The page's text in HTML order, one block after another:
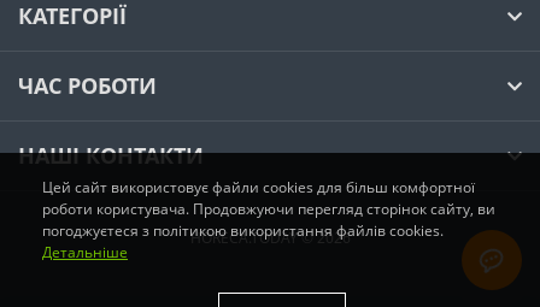
КАТЕГОРІЇ
ЧАС РОБОТИ
НАШІ КОНТАКТИ
HORECA.TODAY © 2026
Цей сайт використовує файли cookies для більш комфортної
роботи користувача. Продовжуючи перегляд сторінок сайту, ви
погоджуєтеся з політикою використання файлів cookies.
Детальніше